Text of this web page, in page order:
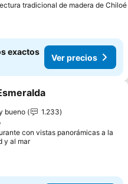
tradicional de madera de Chiloé
exactos
Ver precios
a favoritos
bueno
1.233
con vistas panorámicas a la
y al mar